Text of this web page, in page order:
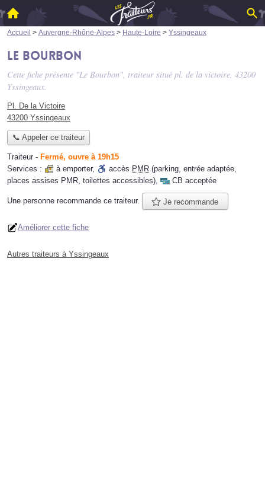
Accueil > Auvergne-Rhône-Alpes > Haute-Loire > Yssingeaux
Le Bourbon
Cette fiche présente "Le Bourbon", traiteur situé pl. de la victoire, 43200
Yssingeaux.
Pl. De la Victoire
43200 Yssingeaux
📞 Appeler ce traiteur
Traiteur - Fermé, ouvre à 19h15
Services :
à emporter, accès PMR (parking, entrée adaptée,
places assises PMR, toilettes accessibles), CB acceptée
Une personne recommande ce traiteur. Je recommande
Améliorer cette fiche
Autres traiteurs à Yssingeaux